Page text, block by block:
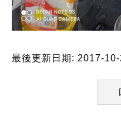
最後更新日期: 2017-